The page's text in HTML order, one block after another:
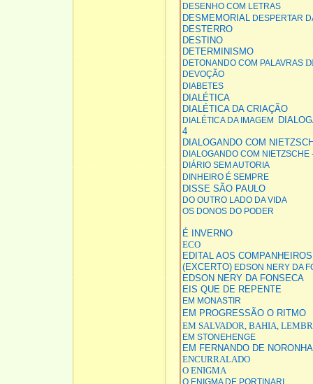
DESENHO COM LETRAS
DESMEMORIAL DESPERTAR
DESTERRO
DESTINO
DETERMINISMO
DETONANDO COM PALAVRAS
DEVOÇÃO
DIABETES
DIALÉTICA
DIALÉTICA DA CRIAÇÃO
DIALÉTICA DA IMAGEM
4
DIALOGANDO COM
DIALOGANDO COM NIETZSCHE
DIÁRIO SEM AUTORIA
DINHEIRO É SEMPRE
DISSE SÃO PAULO
DO OUTRO LADO DA VIDA
OS DONOS DO PODER
É INVERNO
ECO
EDITAL AOS
(EXCERTO) EDSON NERY DA
EDSON NERY DA FONSECA
EIS QUE DE REPENTE
EM MONASTIR
EM PROGRESSÃO O RITMO
EM SALVADOR, BAHIA,
EM STONEHENGE
EM FERNANDO DE NORONHA
ENCURRALADO
O ENIGMA
O ENIGMA DE PORTINARI